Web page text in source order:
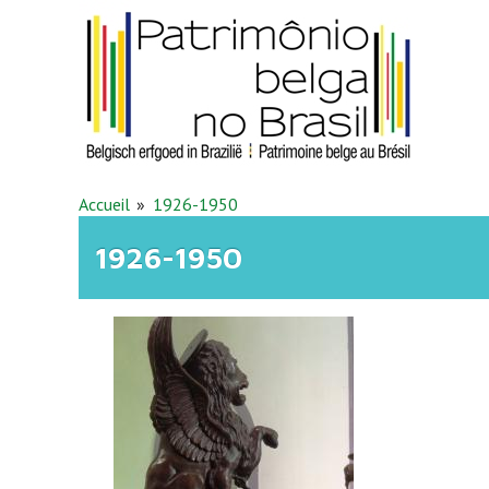
Aller au contenu principal
VOUS ÊTES ICI
Accueil 1926-1950
1926-1950